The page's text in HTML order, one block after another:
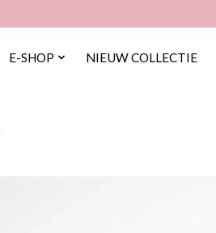
E-SHOP NIEUW COLLECTIE